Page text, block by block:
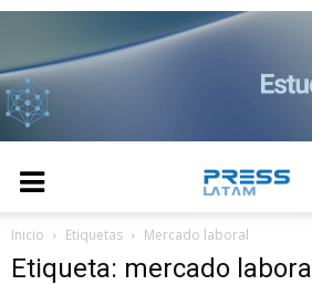
Inicio Etiquetas Mercado laboral
Etiqueta: mercado laboral